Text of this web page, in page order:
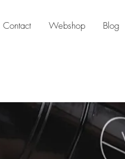
Contact Webshop Blog